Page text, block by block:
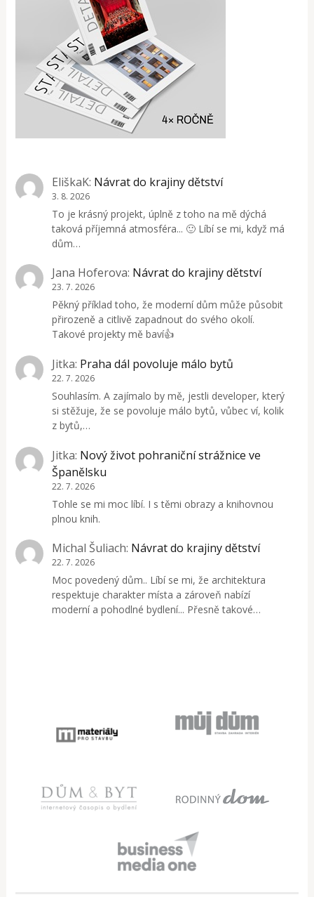
EliškaK: Návrat do krajiny dětství
3. 8. 2026
To je krásný projekt, úplně z toho na mě dýchá
taková příjemná atmosféra... 🙂 Líbí se mi, když má
dům…
Jana Hoferova: Návrat do krajiny dětství
23. 7. 2026
Pěkný příklad toho, že moderní dům může působit
přirozeně a citlivě zapadnout do svého okolí.
Takové projekty mě baví👍
Jitka: Praha dál povoluje málo bytů
22. 7. 2026
Souhlasím. A zajímalo by mě, jestli developer, který
si stěžuje, že se povoluje málo bytů, vůbec ví, kolik
z bytů,…
Jitka: Nový život pohraniční strážnice ve
Španělsku
22. 7. 2026
Tohle se mi moc líbí. I s těmi obrazy a knihovnou
plnou knih.
Michal Šuliach: Návrat do krajiny dětství
22. 7. 2026
Moc povedený dům.. Líbí se mi, že architektura
respektuje charakter místa a zároveň nabízí
moderní a pohodlné bydlení... Přesně takové…